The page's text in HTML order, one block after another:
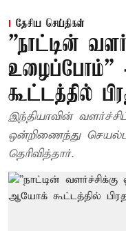
தேசிய செய்திகள்
”நாட்டின்
உழைப்போம்”
கூட்டத்தில்
இந்தியாவின்
ஒன்றிணைந்து
தெரிவித்தார்.